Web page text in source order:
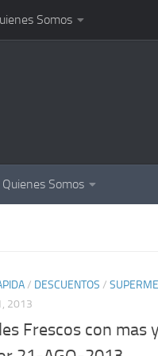
Somos
Quienes Somos
/ DESCUENTOS /
2013
Frescos con mas